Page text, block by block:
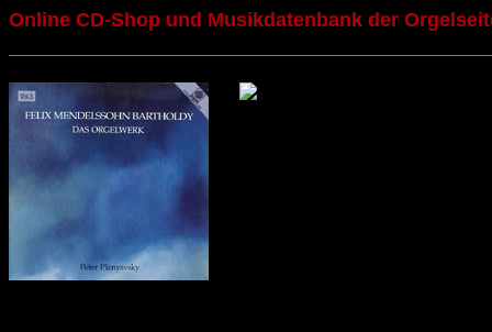
Online CD-Shop und Musikdatenbank der